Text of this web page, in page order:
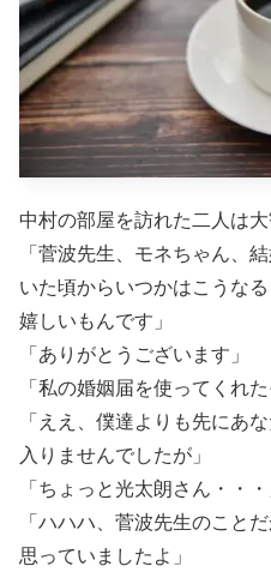
中村の部屋を訪れた二人は大
「菅波先生、モネちゃん、
いた頃からいつかはこうな
嬉しいもんです」
「ありがとうございます」
「私の婚姻届を使ってくれた
「ええ、僕達よりも先にあ
入りませんでしたが」
「ちょっと光太朗さん・・・
「ハハハ、菅波先生のこと
思っていましたよ」